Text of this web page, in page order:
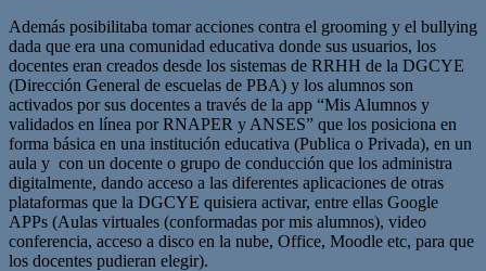
Además posibilitaba tomar acciones contra el grooming y el bullying
dada que era una comunidad educativa donde sus usuarios, los
docentes eran creados desde los sistemas de RRHH de la DGCYE
(Dirección General de escuelas de PBA) y los alumnos son
activados por sus docentes a través de la app “Mis Alumnos y
validados en línea por RNAPER y ANSES” que los posiciona en
forma básica en una institución educativa (Publica o Privada), en un
aula y con un docente o grupo de conducción que los administra
digitalmente, dando acceso a las diferentes aplicaciones de otras
plataformas que la DGCYE quisiera activar, entre ellas Google
APPs (Aulas virtuales (conformadas por mis alumnos), video
conferencia, acceso a disco en la nube, Office, Moodle etc, para que
los docentes pudieran elegir).